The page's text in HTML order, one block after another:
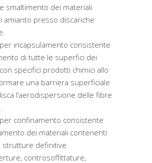
smaltimento dei materiali
amianto presso discariche
incapsulamento consistente
di tutte le superfici dei
specifici prodotti chimici allo
una barriera superficiale
l’aerodispersione delle fibre
confinamento consistente
dei materiali contenenti
strutture definitive
controsoffittature,